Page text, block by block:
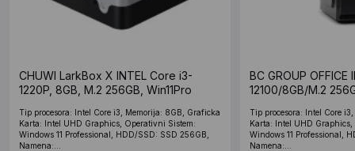
CHUWI LarkBox X INTEL Core i3-
1220P, 8GB, M.2 256GB, Win11Pro
Tip procesora: Intel Core i3, Memorija: 8GB, Graficka
Karta: Intel UHD Graphics, Operativni Sistem:
Windows 11 Professional, HDD/SSD: SSD 256GB,
Namena:...
BC GROUP OFFICE
12100/8GB/M.2
Tip procesora: Intel Core
Karta: Intel UHD
Windows 11 Professional,
Namena:...